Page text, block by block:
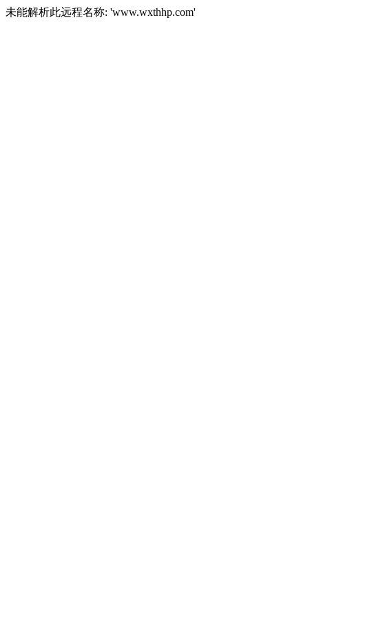
未能解析此远程名称: 'www.wxthhp.com'